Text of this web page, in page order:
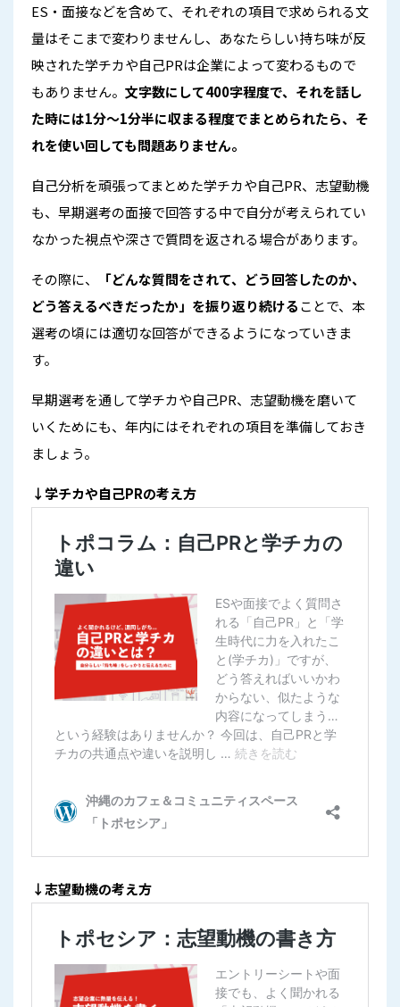
ES・面接などを含めて、それぞれの項目で求められる文
量はそこまで変わりませんし、あなたらしい持ち味が反
映された学チカや自己PRは企業によって変わるもので
もありません。 文字数にして400字程度で、それを話し
た時には1分〜1分半に収まる程度でまとめられたら、そ
れを使い回しても問題ありません。
自己分析を頑張ってまとめた学チカや自己PR、志望動機
も、早期選考の面接で回答する中で自分が考えられてい
なかった視点や深さで質問を返される場合があります。
その際に、
「どんな質問をされて、どう回答したのか、
どう答えるべきだったか」を振り返り続けることで、本
選考の頃には適切な回答ができるようになっていきま
す。
早期選考を通して学チカや自己PR、志望動機を磨いて
いくためにも、年内にはそれぞれの項目を準備しておき
ましょう。
↓学チカや自己PRの考え方
↓志望動機の考え方